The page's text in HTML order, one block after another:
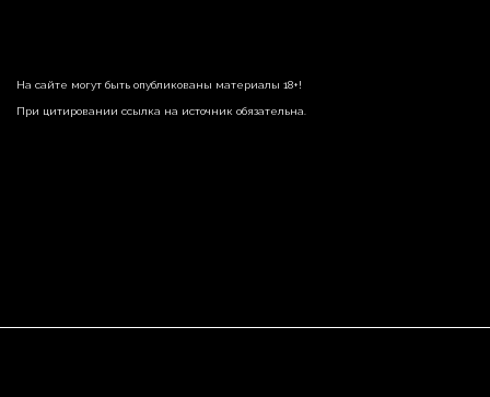
На сайте могут быть опубликованы материалы 18+!
При цитировании ссылка на источник обязательна.